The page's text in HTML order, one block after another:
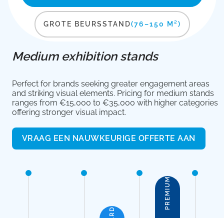
GROTE BEURSSTAND(76–150 M²)
Medium exhibition stands
Perfect for brands seeking greater engagement areas
and striking visual elements. Pricing for medium stands
ranges from €15,000 to €35,000 with higher categories
offering stronger visual impact.
VRAAG EEN NAUWKEURIGE OFFERTE AAN
PREMIUM